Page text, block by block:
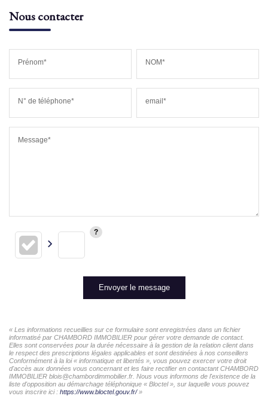
Nous contacter
Prénom* NOM*
N° de téléphone* email*
Message*
Envoyer le message
« Les informations recueillies sur ce formulaire sont enregistrées dans un fichier
informatisé par CHAMBORD IMMOBILIER pour gérer votre demande de contact.
Elles sont conservées pour la durée nécessaire à la gestion de la relation client dans
le respect des prescriptions légales applicables et sont destinées à nos conseillers
Conformément à la loi « informatique et libertés », vous pouvez exercer votre droit
d'accès aux données vous concernant et les faire rectifier en contactant CHAMBORD
IMMOBILIER blois@chambordimmobilier.fr. Nous vous informons de l'existence de la
liste d'opposition au démarchage téléphonique « Bloctel », sur laquelle vous pouvez
vous inscrire ici : https://www.bloctel.gouv.fr/»